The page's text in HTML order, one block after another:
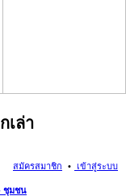
เล่า
เข้าสู่ระบบ
สมัครสมาชิก
ชุมชน